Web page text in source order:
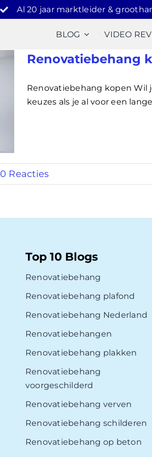
Al 20 jaar marktleider &
BLOG VIDEO
Renovatiebehang
Renovatiebehang kopen Wil
keuzes als je al voor een
0 Reacties
Top 10 Blogs
Renovatiebehang
Renovatiebehang plafond
Renovatiebehang Nederland
Renovatiebehangen
Renovatiebehang plakken
Renovatiebehang
voorgeschilderd
Renovatiebehang verven
Renovatiebehang schilderen
Renovatiebehang op beton